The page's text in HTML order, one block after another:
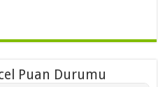
Puan Durumu